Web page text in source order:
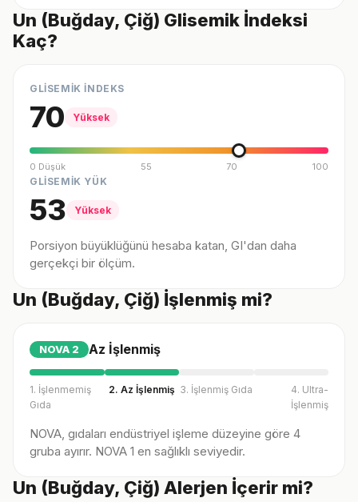
Un (Buğday, Çiğ) Glisemik İndeksi
Kaç?
GLİSEMİK İNDEKS
70 Yüksek
0 Düşük 55 70 100
GLİSEMİK YÜK
53 Yüksek
Porsiyon büyüklüğünü hesaba katan, GI'dan daha
gerçekçi bir ölçüm.
Un (Buğday, Çiğ) İşlenmiş mi?
NOVA 2 Az İşlenmiş
1. İşlenmemiş
Gıda
2. Az İşlenmiş 3. İşlenmiş Gıda
4. Ultra-
İşlenmiş
NOVA, gıdaları endüstriyel işleme düzeyine göre 4
gruba ayırır. NOVA 1 en sağlıklı seviyedir.
Un (Buğday, Çiğ) Alerjen İçerir mi?